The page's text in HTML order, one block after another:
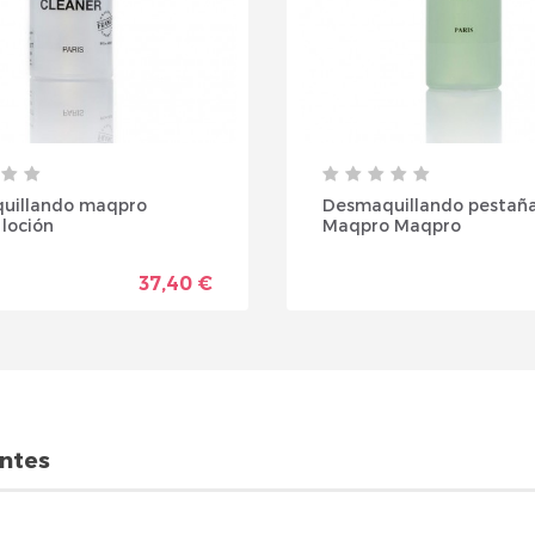
maqpro
37,40 €
Desmaquillando
Maqpro Maqpro